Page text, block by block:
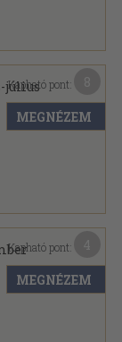
július
Kapható pont:
MEGNÉZEM
Kapható pont:
MEGNÉZEM